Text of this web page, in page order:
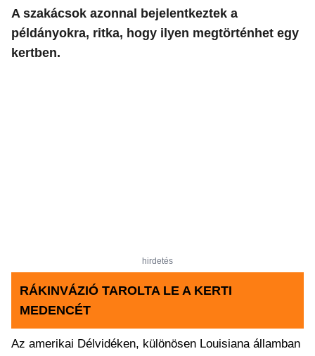
A szakácsok azonnal bejelentkeztek a
példányokra, ritka, hogy ilyen megtörténhet egy
kertben.
hirdetés
RÁKINVÁZIÓ TAROLTA LE A KERTI
MEDENCÉT
Az amerikai Délvidéken, különösen Louisiana államban